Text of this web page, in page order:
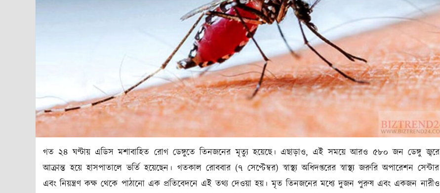
গত ২৪ ঘণ্টায় এডিস মশাবাহিত রোগ ডেঙ্গুতে তিনজনের মৃত্যু হয়েছে। এছাড়াও, এই সময়ে আরও ৫৮০ জন ডেঙ্গু জ্বরে
আক্রান্ত হয়ে হাসপাতালে ভর্তি হয়েছেন। গতকাল রোববার (৭ সেপ্টেম্বর) স্বাস্থ্য অধিদপ্তরের স্বাস্থ্য জরুরি অপারেশন সেন্টার
এবং নিয়ন্ত্রণ কক্ষ থেকে পাঠানো এক প্রতিবেদনে এই তথ্য দেওয়া হয়। মৃত তিনজনের মধ্যে দুজন পুরুষ এবং একজন নারীও